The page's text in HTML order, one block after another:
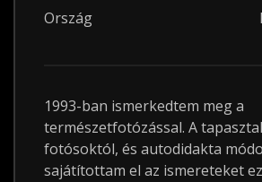
Ország
1993-ban ismerkedtem meg a
természetfotózással. A
fotósoktól, és autodidakta
sajátítottam el az ismereteket